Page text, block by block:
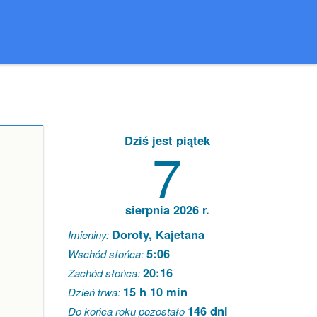
Dziś jest piątek
7
sierpnia 2026 r.
Imieniny: Doroty, Kajetana
Wschód słońca:5:06
Zachód słońca:20:16
Dzień trwa: 15 h 10 min
Do końca roku pozostało 146 dni